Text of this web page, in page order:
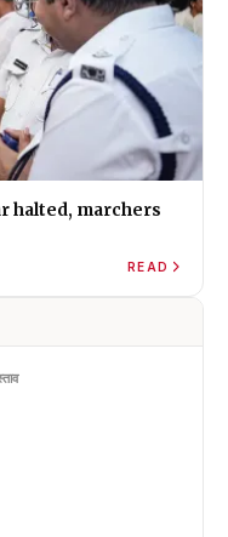
halted, marchers
READ